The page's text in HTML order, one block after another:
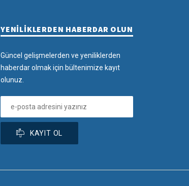
YENİLİKLERDEN HABERDAR OLUN
Güncel gelişmelerden ve yeniliklerden
haberdar olmak için bültenimize kayıt
olunuz.
KAYIT OL